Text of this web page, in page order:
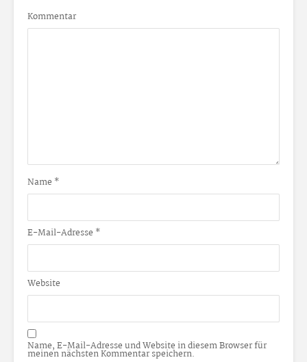
Kommentar
Name *
E-Mail-Adresse *
Website
Name, E-Mail-Adresse und Website in diesem Browser für
meinen nächsten Kommentar speichern.